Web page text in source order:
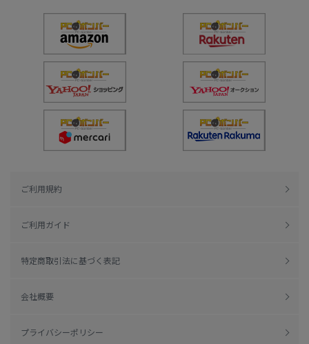
ご利用規約
ご利用ガイド
特定商取引法に基づく表記
会社概要
プライバシーポリシー